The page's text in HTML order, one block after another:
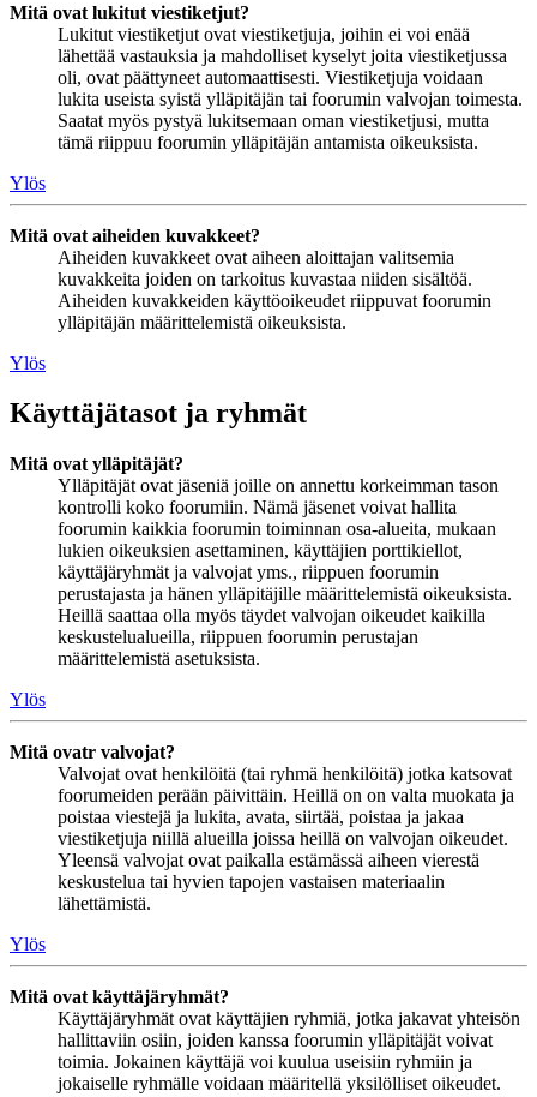
Mitä ovat lukitut viestiketjut?
Lukitut viestiketjut ovat viestiketjuja, joihin ei voi enää
lähettää vastauksia ja mahdolliset kyselyt joita viestiketjussa
oli, ovat päättyneet automaattisesti. Viestiketjuja voidaan
lukita useista syistä ylläpitäjän tai foorumin valvojan toimesta.
Saatat myös pystyä lukitsemaan oman viestiketjusi, mutta
tämä riippuu foorumin ylläpitäjän antamista oikeuksista.
Ylös
Mitä ovat aiheiden kuvakkeet?
Aiheiden kuvakkeet ovat aiheen aloittajan valitsemia
kuvakkeita joiden on tarkoitus kuvastaa niiden sisältöä.
Aiheiden kuvakkeiden käyttöoikeudet riippuvat foorumin
ylläpitäjän määrittelemistä oikeuksista.
Ylös
Käyttäjätasot ja ryhmät
Mitä ovat ylläpitäjät?
Ylläpitäjät ovat jäseniä joille on annettu korkeimman tason
kontrolli koko foorumiin. Nämä jäsenet voivat hallita
foorumin kaikkia foorumin toiminnan osa-alueita, mukaan
lukien oikeuksien asettaminen, käyttäjien porttikiellot,
käyttäjäryhmät ja valvojat yms., riippuen foorumin
perustajasta ja hänen ylläpitäjille määrittelemistä oikeuksista.
Heillä saattaa olla myös täydet valvojan oikeudet kaikilla
keskustelualueilla, riippuen foorumin perustajan
määrittelemistä asetuksista.
Ylös
Mitä ovatr valvojat?
Valvojat ovat henkilöitä (tai ryhmä henkilöitä) jotka katsovat
foorumeiden perään päivittäin. Heillä on on valta muokata ja
poistaa viestejä ja lukita, avata, siirtää, poistaa ja jakaa
viestiketjuja niillä alueilla joissa heillä on valvojan oikeudet.
Yleensä valvojat ovat paikalla estämässä aiheen vierestä
keskustelua tai hyvien tapojen vastaisen materiaalin
lähettämistä.
Ylös
Mitä ovat käyttäjäryhmät?
Käyttäjäryhmät ovat käyttäjien ryhmiä, jotka jakavat yhteisön
hallittaviin osiin, joiden kanssa foorumin ylläpitäjät voivat
toimia. Jokainen käyttäjä voi kuulua useisiin ryhmiin ja
jokaiselle ryhmälle voidaan määritellä yksilölliset oikeudet.